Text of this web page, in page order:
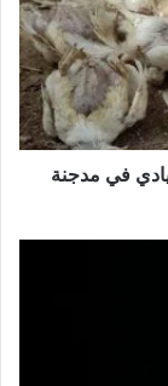
في مدجنة